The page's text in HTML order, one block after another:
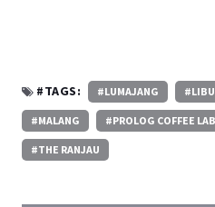
#TAGS: #LUMAJANG
#MALANG #PROLOG COFFEE LAB
#THE RANJAU